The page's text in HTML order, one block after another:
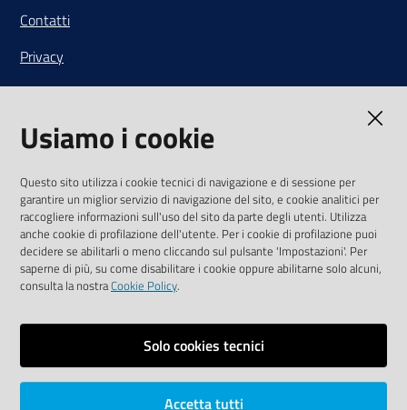
Contatti
Privacy
Note legali
Media Policy
SEGUICI SU
YoutubeTwitterLinkedinFacebookInstagram
Vai alla pagina
Area riservata
Usiamo i cookie
Questo sito utilizza i cookie tecnici di navigazione e di sessione per
garantire un miglior servizio di navigazione del sito, e cookie analitici per
raccogliere informazioni sull'uso del sito da parte degli utenti. Utilizza
anche cookie di profilazione dell'utente. Per i cookie di profilazione puoi
decidere se abilitarli o meno cliccando sul pulsante 'Impostazioni'. Per
saperne di più, su come disabilitare i cookie oppure abilitarne solo alcuni,
consulta la nostraCookie Policy.
Solo cookies tecnici
Accetta tutti